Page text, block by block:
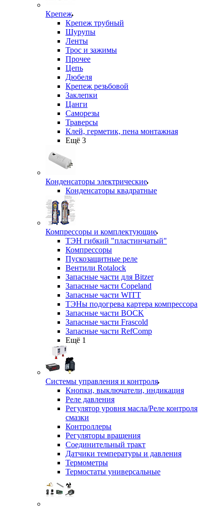
Крепеж
Крепеж трубный
Шурупы
Ленты
Трос и зажимы
Прочее
Цепь
Дюбеля
Крепеж резьбовой
Заклепки
Цанги
Саморезы
Траверсы
Клей, герметик, пена монтажная
Ещё 3
Конденсаторы электрические
Конденсаторы квадратные
Компрессоры и комплектующие
ТЭН гибкий "пластинчатый"
Компрессоры
Пускозащитные реле
Вентили Rotalock
Запасные части для Bitzer
Запасные части Copeland
Запасные части WITT
ТЭНы подогрева картера компрессора
Запасные части BOCK
Запасные части Frascold
Запасные части RefComp
Ещё 1
Системы управления и контроля
Кнопки, выключатели, индикация
Реле давления
Регулятор уровня масла/Реле контроля
смазки
Контроллеры
Регуляторы вращения
Соединительный тракт
Датчики температуры и давления
Термометры
Термостаты универсальные